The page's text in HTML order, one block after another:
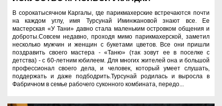
В сорокатысячном Каргалы, где парикмахерские встречаются почти
на каждом углу, имя Турсунай Иминжановой знают все. Ее
мастерская «У Тани» давно стала маленьким островком общения и
доброты.Совсем недавно, проходя мимо парикмахерской, заметил
несколько мужчин и женщин с букетами цветов. Все они пришли
поздравить своего мастера - «Таню» (так зовут ее в поселке с
детства) - с 60-летним юбилеем. Для многих жителей она и большой
профессионал своего дела, и человек, который умеет слушать,
поддержать и даже подбодрить.Турсунай родилась и выросла в
Фабричном в семье рабочего суконного комбината, передо...